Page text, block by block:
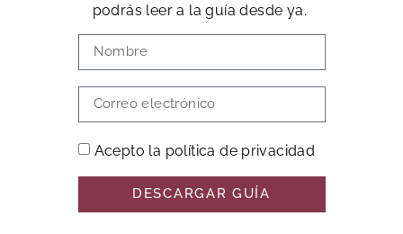
podrás leer a la guía desde ya.
Acepto la política de privacidad
DESCARGAR GUÍA